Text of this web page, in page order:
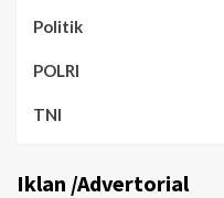
Politik
POLRI
TNI
Iklan /Advertorial